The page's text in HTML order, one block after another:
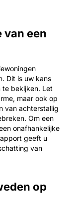
van een
Dit is uw kans
te bekijken. Let
maar ook op
van achterstallig
Om een
onafhankelijke
geeft u
van
op